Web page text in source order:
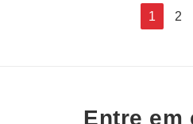
1 2
Entre em